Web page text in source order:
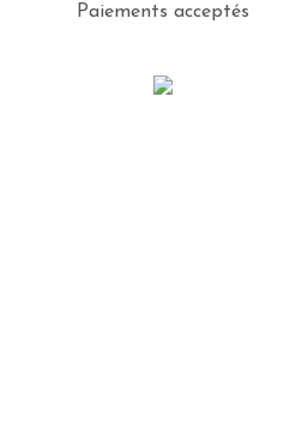
Paiements acceptés